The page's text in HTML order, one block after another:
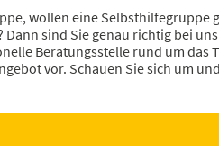
wollen eine
sind Sie genau richtig bei
Beratungsstelle rund um das
vor. Schauen Sie sich um